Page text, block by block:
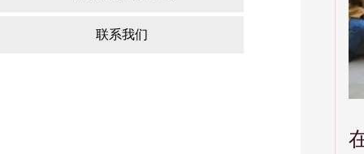
联系我们